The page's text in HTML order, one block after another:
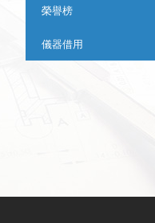
榮譽榜
儀器借用